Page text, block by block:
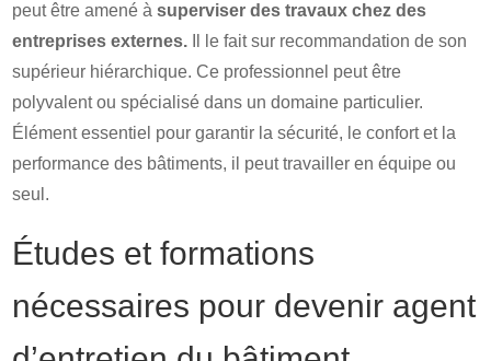
peut être amené àsuperviser des travaux chez des
entreprises externes. Il le fait sur recommandation de son
supérieur hiérarchique. Ce professionnel peut être
polyvalent ou spécialisé dans un domaine particulier.
Élément essentiel pour garantir la sécurité, le confort et la
performance des bâtiments, il peut travailler en équipe ou
seul.
Études et formations
nécessaires pour devenir agent